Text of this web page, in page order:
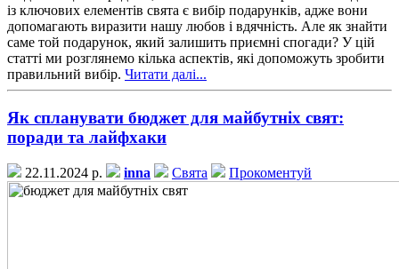
із ключових елементів свята є вибір подарунків, адже вони
допомагають виразити нашу любов і вдячність. Але як знайти
саме той подарунок, який залишить приємні спогади? У цій
статті ми розглянемо кілька аспектів, які допоможуть зробити
правильний вибір. Читати далі...
Як спланувати бюджет для майбутніх свят:
поради та лайфхаки
22.11.2024 р. inna Свята Прокоментуй